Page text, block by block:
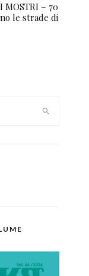
MOSTRI – 70
le strade di